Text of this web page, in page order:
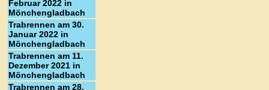
Februar 2022 in
Mönchengladbach
Trabrennen am 30.
Januar 2022 in
Mönchengladbach
Trabrennen am 11.
Dezember 2021 in
Mönchengladbach
Trabrennen am 28.